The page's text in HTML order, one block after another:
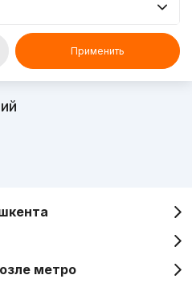
Применить
метро